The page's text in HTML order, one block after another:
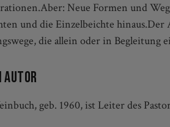
Neue Formen und
und die Einzelbeichte
die allein oder in Begleitung
Schuldgefühle aufzuarbeiten und
Autor
geb. 1960, ist Leiter des